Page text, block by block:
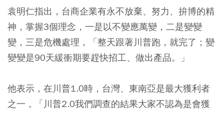
袁明仁指出，台商企業有永不放棄、努力、拚博的精
神，掌握3個理念，一是以不變應萬變，二是變變
變，三是危機處理，「整天跟著川普跑，就完了；變
變變是90天緩衝期要趕快招工、做出產品。」
他表示，在川普1.0時，台灣、東南亞是最大獲利者
之一，「川普2.0我們調查的結果大家不認為是會獲